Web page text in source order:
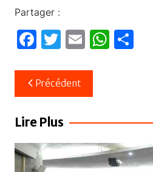
Partager :
F
c
e
b
o
T
itt
er
E
ail
W
A
p
P
er
Navigation
de
l’article
Précédent
Lire Plus